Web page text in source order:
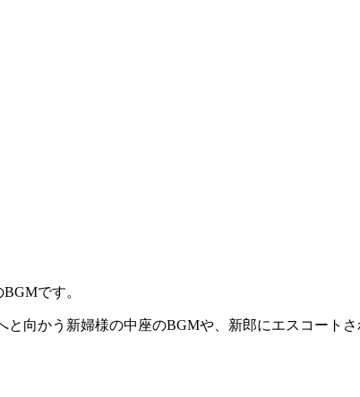
です。
向かう新婦様の中座のBGMや、新郎にエスコート